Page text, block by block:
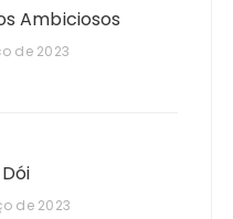
Ambiciosos
de 2023
de 2023